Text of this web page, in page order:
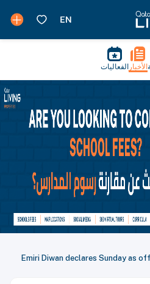
الأخبار الفعاليات
Emiri Diwan declares Sunday as